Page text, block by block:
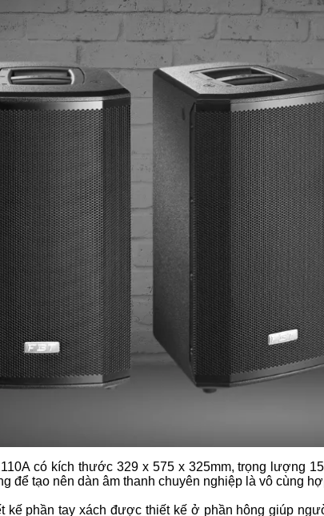
có kích thước 329 x 575 x 325mm, trọng lượng
để tạo nên dàn âm thanh chuyên nghiệp là vô cùng
kế phần tay xách được thiết kế ở phần hông giúp